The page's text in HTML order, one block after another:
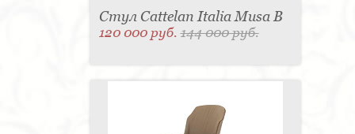
Стул Cattelan Italia Musa B
120 000 руб.144 000 руб.